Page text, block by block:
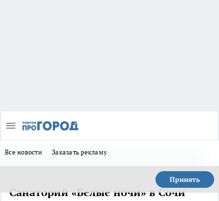
Все новости Заказать рекламу
Принять
Санаторий «Белые ночи» в Сочи